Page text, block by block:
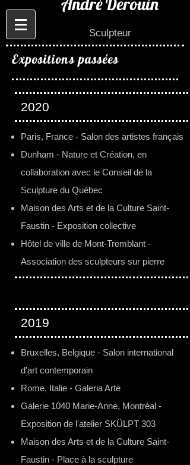
Sculpteur
Expositions passées
2020
Paris, France - Salon des artistes français
Dunham - Nature et Création, en
collaboration avec le Conseil de la
Sculpture du Québec
Maison des Arts et de la Culture Saint-
Faustin - Exposition collective
Hôtel de ville de Mont-Tremblant -
Association des sculpteurs sur pierre
2019
Bruxelles, Belgique - Salon international
d'art contemporain
Rome, Italie - Galeria Arte
Galerie 1040 Marie-Anne, Montréal -
Exposition de l'atelier SKÜLPT 303
Maison des Arts et de la Culture Saint-
Faustin - Place à la sculpture